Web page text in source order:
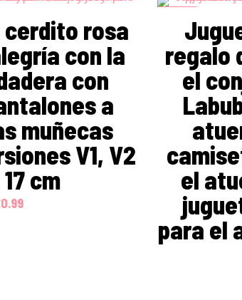
cerdito rosa
con la
con
a
muñecas
V1, V2
cm
0.99Current
regalo
el
el
para el